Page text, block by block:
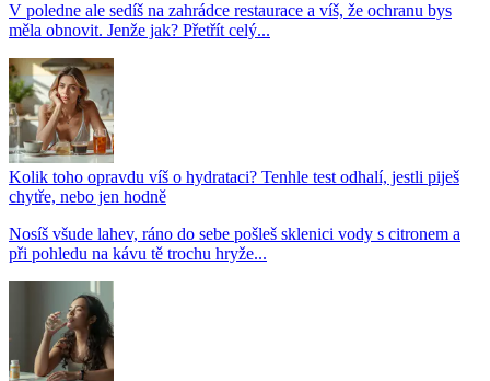
V poledne ale sedíš na zahrádce restaurace a víš, že ochranu bys
měla obnovit. Jenže jak? Přetřít celý...
Kolik toho opravdu víš o hydrataci? Tenhle test odhalí, jestli piješ
chytře, nebo jen hodně
Nosíš všude lahev, ráno do sebe pošleš sklenici vody s citronem a
při pohledu na kávu tě trochu hryže...